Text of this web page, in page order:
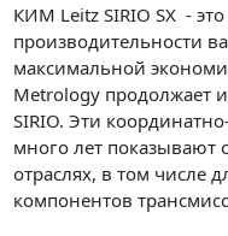
КИМ Leitz SIRIO SX -
производительности
максимальной
Metrology продолжает
SIRIO. Эти
много лет показывают
отраслях, в том числе
компонентов